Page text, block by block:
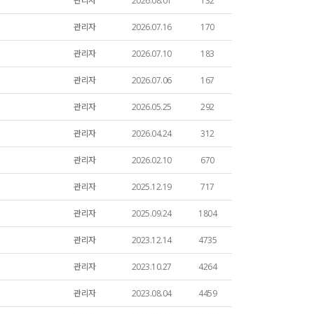
관리자 2026.07.16 170
관리자 2026.07.10 183
관리자 2026.07.06 167
관리자 2026.05.25 292
관리자 2026.04.24 312
관리자 2026.02.10 670
관리자 2025.12.19 717
관리자 2025.09.24 1804
관리자 2023.12.14 4735
관리자 2023.10.27 4264
관리자 2023.08.04 4459